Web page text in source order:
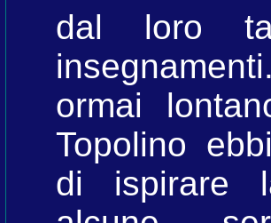
dal loro
ormai
Topolino
di ispirare